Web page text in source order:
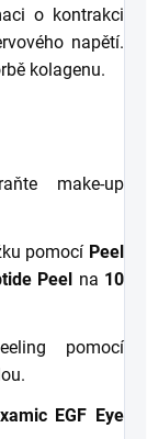
o kontrakci
napětí.
kolagenu.
make-up
pomocí Peel
Peel na 10
pomocí
EGF Eye